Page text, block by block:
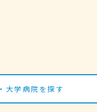
大学病院を探す